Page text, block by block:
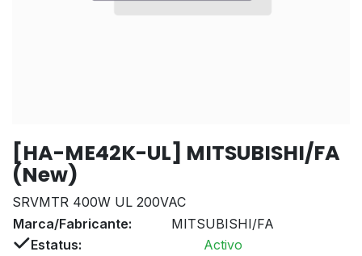
[HA-ME42K-UL] MITSUBISHI/FA
(New)
SRVMTR 400W UL 200VAC
Marca/Fabricante:
MITSUBISHI/FA
Estatus:
Activo